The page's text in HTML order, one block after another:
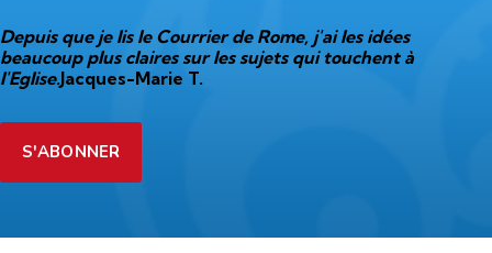
Depuis que je lis le Courrier de Rome, j'ai les idées
beaucoup plus claires sur les sujets qui touchent à
l'Eglise.Jacques-Marie T.
S'ABONNER